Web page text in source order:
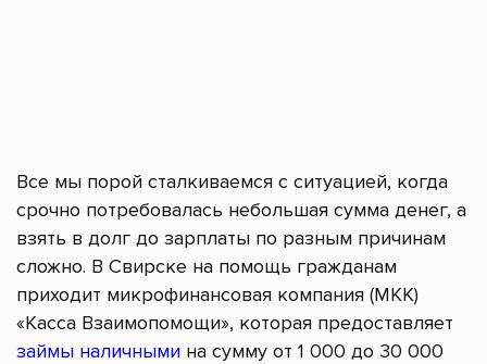
Все мы порой сталкиваемся с ситуацией, когда
срочно потребовалась небольшая сумма денег, а
взять в долг до зарплаты по разным причинам
сложно. В Свирске на помощь гражданам
приходит микрофинансовая компания (МКК)
«Касса Взаимопомощи», которая предоставляет
займы наличными на сумму от 1 000 до 30 000